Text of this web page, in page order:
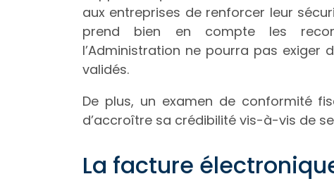
aux entreprises de renforcer leur
prend bien en compte les
l’Administration ne pourra pas exiger
validés.
De plus, un examen de conformité
d’accroître sa crédibilité vis-à-vis de
La facture